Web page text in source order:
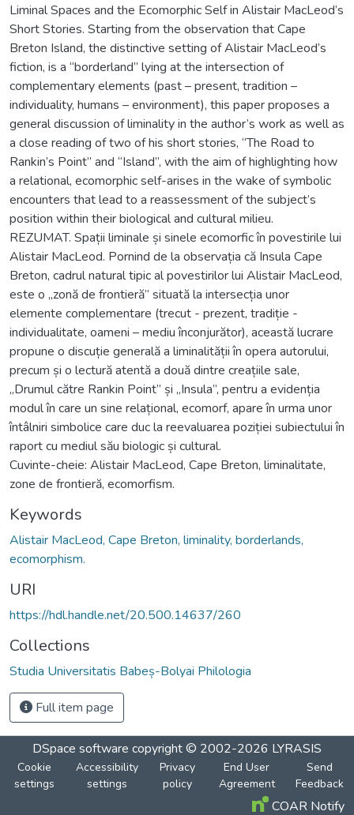
Liminal Spaces and the Ecomorphic Self in Alistair MacLeod’s
Short Stories. Starting from the observation that Cape
Breton Island, the distinctive setting of Alistair MacLeod’s
fiction, is a “borderland” lying at the intersection of
complementary elements (past – present, tradition –
individuality, humans – environment), this paper proposes a
general discussion of liminality in the author’s work as well as
a close reading of two of his short stories, “The Road to
Rankin’s Point” and “Island”, with the aim of highlighting how
a relational, ecomorphic self-arises in the wake of symbolic
encounters that lead to a reassessment of the subject’s
position within their biological and cultural milieu.
REZUMAT. Spații liminale și sinele ecomorfic în povestirile lui
Alistair MacLeod. Pornind de la observația că Insula Cape
Breton, cadrul natural tipic al povestirilor lui Alistair MacLeod,
este o „zonă de frontieră” situată la intersecția unor
elemente complementare (trecut - prezent, tradiție -
individualitate, oameni – mediu înconjurător), această lucrare
propune o discuție generală a liminalității în opera autorului,
precum și o lectură atentă a două dintre creațiile sale,
„Drumul către Rankin Point” și „Insula”, pentru a evidenția
modul în care un sine relațional, ecomorf, apare în urma unor
întâlniri simbolice care duc la reevaluarea poziției subiectului în
raport cu mediul său biologic și cultural.
Cuvinte-cheie: Alistair MacLeod, Cape Breton, liminalitate,
zone de frontieră, ecomorfism.
Keywords
Alistair MacLeod, Cape Breton, liminality, borderlands,
ecomorphism.
URI
https://hdl.handle.net/20.500.14637/260
Collections
Studia Universitatis Babeș-Bolyai Philologia
Full item page
DSpace software copyright © 2002-2026 LYRASIS
Cookie
settings
Accessibility
settings
Privacy
policy
End User
Agreement
Send
Feedback
COAR Notify